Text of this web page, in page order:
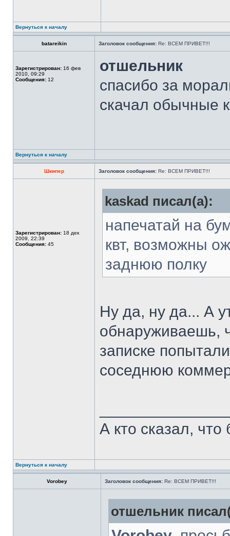
Вернуться к началу
batareikin Заголовок сообщения: Re: ВСЕМ ПРИВЕТ!!!
Зарегистрирован: 16 фев
2010, 09:29
Сообщения: 12
отшельник
спасибо за
скачал обычные
Вернуться к началу
Шкипер Заголовок сообщения: Re: ВСЕМ ПРИВЕТ!!!
Зарегистрирован: 18 дек
2009, 22:39
Сообщения: 45
kaskad писал(а):
напечатай на
квт, возможны
заднюю полку
Ну да, ну да... А
обнаруживаешь,
записке
соседнюю
А кто сказал, что
Вернуться к началу
Vorobey Заголовок сообщения: Re: ВСЕМ ПРИВЕТ!!!
отшельник